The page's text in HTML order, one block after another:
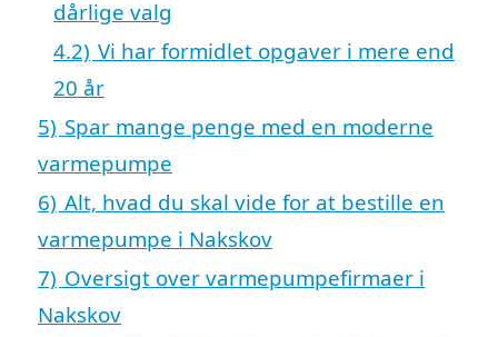
dårlige valg
4.2) Vi har formidlet opgaver i mere end
20 år
5) Spar mange penge med en moderne
varmepumpe
6) Alt, hvad du skal vide for at bestille en
varmepumpe i Nakskov
7) Oversigt over varmepumpefirmaer i
Nakskov